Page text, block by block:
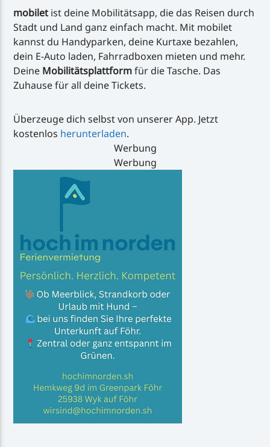
mobilet ist deine Mobilitätsapp, die das Reisen durch
Stadt und Land ganz einfach macht. Mit mobilet
kannst du Handyparken, deine Kurtaxe bezahlen,
dein E-Auto laden, Fahrradboxen mieten und mehr.
Deine Mobilitätsplattformfür die Tasche. Das
Zuhause für all deine Tickets.
Überzeuge dich selbst von unserer App. Jetzt
kostenlos herunterladen.
Werbung
Werbung